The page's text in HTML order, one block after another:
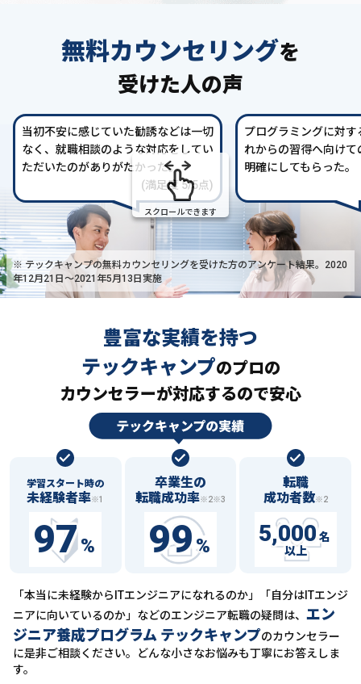
無料カウンセリングを
受けた人の声
当初不安に感じていた勧誘などは一切
なく、就職相談のような対応をしてい
ただいたのがありがたかった。
(満足度 5/5点)
プログラミングに対
れからの習得へ向け
明確にしてもらった。
スクロールできます
※ テックキャンプの無料カウンセリングを受けた方のアンケート結果。2020
年12月21日〜2021年5月13日実施
豊富な実績を持つ
テックキャンプのプロの
カウンセラーが対応するので安心
学習スタート時の
未経験者率※1
97%
卒業生の
転職成功率※2※3
99%
転職
成功者数※2
5,000 名
以上
「本当に未経験からITエンジニアになれるのか」「自分はITエンジ
ニアに向いているのか」などのエンジニア転職の疑問は、 エン
ジニア養成プログラム テックキャンプのカウンセラー
に是非ご相談ください。どんな小さなお悩みも丁寧にお答えしま
す。